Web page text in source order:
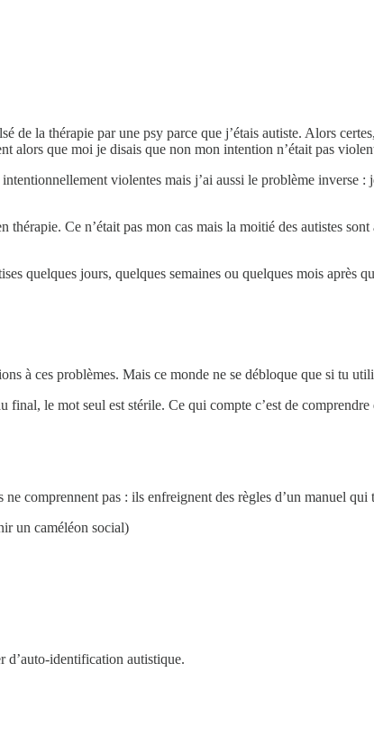
de la thérapie par une psy parce que j’étais autiste. Alors
alors que moi je disais que non mon intention n’était pas
violentes mais j’ai aussi le problème inverse
thérapie. Ce n’était pas mon cas mais la moitié des autistes
quelques jours, quelques semaines ou quelques mois après
à ces problèmes. Mais ce monde ne se débloque que si tu
le mot seul est stérile. Ce qui compte c’est de comprendre
comprennent pas : ils enfreignent des règles d’un manuel qui
un caméléon social)
d’auto-identification autistique.